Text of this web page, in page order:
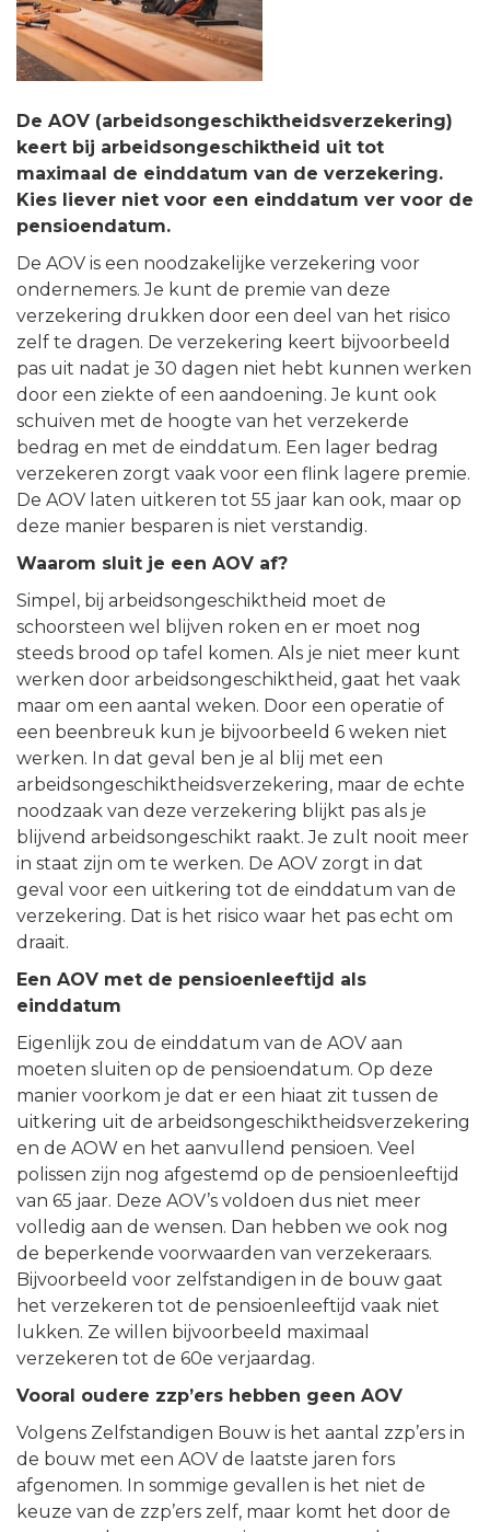
De AOV (arbeidsongeschiktheidsverzekering)
keert bij arbeidsongeschiktheid uit tot
maximaal de einddatum van de verzekering.
Kies liever niet voor een einddatum ver voor de
pensioendatum.
De AOV is een noodzakelijke verzekering voor
ondernemers. Je kunt de premie van deze
verzekering drukken door een deel van het risico
zelf te dragen. De verzekering keert bijvoorbeeld
pas uit nadat je 30 dagen niet hebt kunnen werken
door een ziekte of een aandoening. Je kunt ook
schuiven met de hoogte van het verzekerde
bedrag en met de einddatum. Een lager bedrag
verzekeren zorgt vaak voor een flink lagere premie.
De AOV laten uitkeren tot 55 jaar kan ook, maar op
deze manier besparen is niet verstandig.
Waarom sluit je een AOV af?
Simpel, bij arbeidsongeschiktheid moet de
schoorsteen wel blijven roken en er moet nog
steeds brood op tafel komen. Als je niet meer kunt
werken door arbeidsongeschiktheid, gaat het vaak
maar om een aantal weken. Door een operatie of
een beenbreuk kun je bijvoorbeeld 6 weken niet
werken. In dat geval ben je al blij met een
arbeidsongeschiktheidsverzekering, maar de echte
noodzaak van deze verzekering blijkt pas als je
blijvend arbeidsongeschikt raakt. Je zult nooit meer
in staat zijn om te werken. De AOV zorgt in dat
geval voor een uitkering tot de einddatum van de
verzekering. Dat is het risico waar het pas echt om
draait.
Een AOV met de pensioenleeftijd als
einddatum
Eigenlijk zou de einddatum van de AOV aan
moeten sluiten op de pensioendatum. Op deze
manier voorkom je dat er een hiaat zit tussen de
uitkering uit de arbeidsongeschiktheidsverzekering
en de AOW en het aanvullend pensioen. Veel
polissen zijn nog afgestemd op de pensioenleeftijd
van 65 jaar. Deze AOV’s voldoen dus niet meer
volledig aan de wensen. Dan hebben we ook nog
de beperkende voorwaarden van verzekeraars.
Bijvoorbeeld voor zelfstandigen in de bouw gaat
het verzekeren tot de pensioenleeftijd vaak niet
lukken. Ze willen bijvoorbeeld maximaal
verzekeren tot de 60e verjaardag.
Vooral oudere zzp’ers hebben geen AOV
Volgens Zelfstandigen Bouw is het aantal zzp’ers in
de bouw met een AOV de laatste jaren fors
afgenomen. In sommige gevallen is het niet de
keuze van de zzp’ers zelf, maar komt het door de